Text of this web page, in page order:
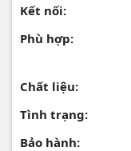
Kết nối:
Phù hợp:
Chất liệu:
Tình trạng:
Bảo hành: